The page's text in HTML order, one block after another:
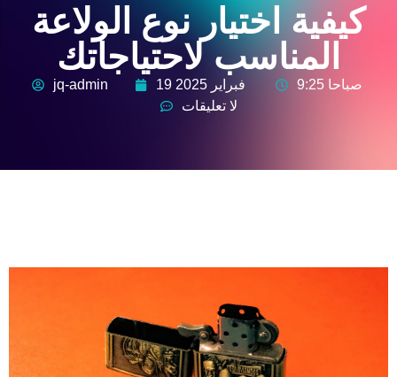
كيفية اختيار نوع الولاعة
المناسب لاحتياجاتك
jq-admin
لا تعليقات